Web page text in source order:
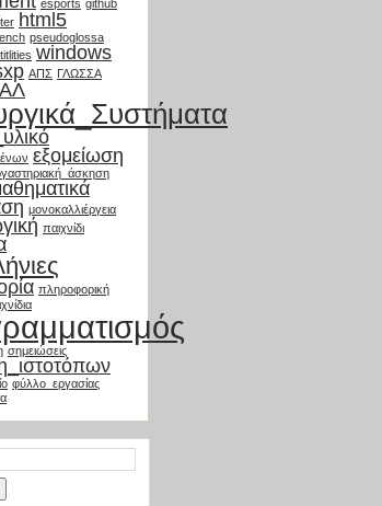
esports github
html5
pseudoglossa
windows
ΑΠΣ ΓΛΩΣΣΑ
εξομείωση
μονοκαλλιέργεια
παιχνίδι
πληροφορική
σημειώσεις
φύλλο_εργασίας